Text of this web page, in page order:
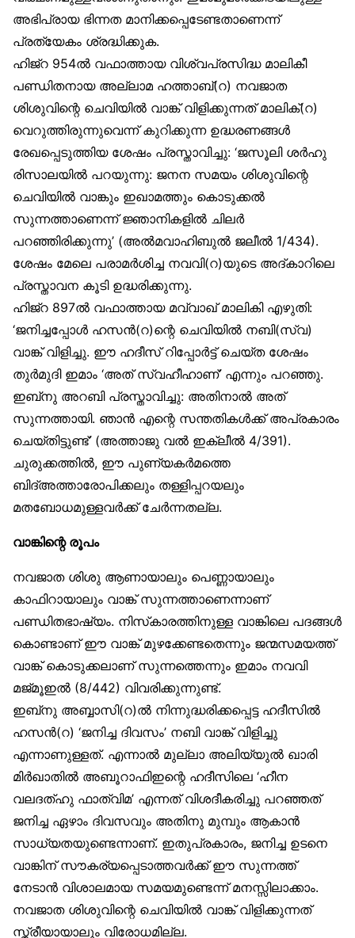
അഭിപ്രായ ഭിന്നത മാനിക്കപ്പെടേണ്ടതാണെന്ന്
പ്രത്യേകം ശ്രദ്ധിക്കുക.
ഹിജ്‌റ 954ൽ വഫാത്തായ വിശ്വപ്രസിദ്ധ മാലികീ
പണ്ഡിതനായ അല്ലാമ ഹത്താബ്(റ) നവജാത
ശിശുവിന്റെ ചെവിയിൽ വാങ്ക് വിളിക്കുന്നത് മാലിക്(റ)
വെറുത്തിരുന്നുവെന്ന് കുറിക്കുന്ന ഉദ്ധരണങ്ങൾ
രേഖപ്പെടുത്തിയ ശേഷം പ്രസ്താവിച്ചു: ‘ജസൂലി ശർഹു
രിസാലയിൽ പറയുന്നു: ജനന സമയം ശിശുവിന്റെ
ചെവിയിൽ വാങ്കും ഇഖാമത്തും കൊടുക്കൽ
സുന്നത്താണെന്ന് ജ്ഞാനികളിൽ ചിലർ
പറഞ്ഞിരിക്കുന്നു’ (അൽമവാഹിബുൽ ജലീൽ 1/434).
ശേഷം മേലെ പരാമർശിച്ച നവവി(റ)യുടെ അദ്കാറിലെ
പ്രസ്താവന കൂടി ഉദ്ധരിക്കുന്നു.
ഹിജ്‌റ 897ൽ വഫാത്തായ മവ്വാഖ് മാലികി എഴുതി:
‘ജനിച്ചപ്പോൾ ഹസൻ(റ)ന്റെ ചെവിയിൽ നബി(സ്വ)
വാങ്ക് വിളിച്ചു. ഈ ഹദീസ് റിപ്പോർട്ട് ചെയ്ത ശേഷം
തുർമുദി ഇമാം ‘അത് സ്വഹീഹാണ്’ എന്നും പറഞ്ഞു.
ഇബ്‌നു അറബി പ്രസ്താവിച്ചു: അതിനാൽ അത്
സുന്നത്തായി. ഞാൻ എന്റെ സന്തതികൾക്ക് അപ്രകാരം
ചെയ്തിട്ടുണ്ട്’ (അത്താജു വൽ ഇക്‌ലീൽ 4/391).
ചുരുക്കത്തിൽ, ഈ പുണ്യകർമത്തെ
ബിദ്അത്താരോപിക്കലും തള്ളിപ്പറയലും
മതബോധമുള്ളവർക്ക് ചേർന്നതല്ല.
വാങ്കിന്റെ രൂപം
നവജാത ശിശു ആണായാലും പെണ്ണായാലും
കാഫിറായാലും വാങ്ക് സുന്നത്താണെന്നാണ്
പണ്ഡിതഭാഷ്യം. നിസ്‌കാരത്തിനുള്ള വാങ്കിലെ പദങ്ങൾ
കൊണ്ടാണ് ഈ വാങ്ക് മുഴക്കേണ്ടതെന്നും ജന്മസമയത്ത്
വാങ്ക് കൊടുക്കലാണ് സുന്നത്തെന്നും ഇമാം നവവി
മജ്മൂഇൽ (8/442) വിവരിക്കുന്നുണ്ട്.
ഇബ്‌നു അബ്ബാസി(റ)ൽ നിന്നുദ്ധരിക്കപ്പെട്ട ഹദീസിൽ
ഹസൻ(റ) ‘ജനിച്ച ദിവസം’ നബി വാങ്ക് വിളിച്ചു
എന്നാണുള്ളത്. എന്നാൽ മുല്ലാ അലിയ്യുൽ ഖാരി
മിർഖാതിൽ അബൂറാഫിഇന്റെ ഹദീസിലെ ‘ഹീന
വലദത്ഹു ഫാത്വിമ’ എന്നത് വിശദീകരിച്ചു പറഞ്ഞത്
ജനിച്ച ഏഴാം ദിവസവും അതിനു മുമ്പും ആകാൻ
സാധ്യതയുണ്ടെന്നാണ്. ഇതുപ്രകാരം, ജനിച്ച ഉടനെ
വാങ്കിന് സൗകര്യപ്പെടാത്തവർക്ക് ഈ സുന്നത്ത്
നേടാൻ വിശാലമായ സമയമുണ്ടെന്ന് മനസ്സിലാക്കാം.
നവജാത ശിശുവിന്റെ ചെവിയിൽ വാങ്ക് വിളിക്കുന്നത്
സ്ത്രീയായാലും വിരോധമില്ല.